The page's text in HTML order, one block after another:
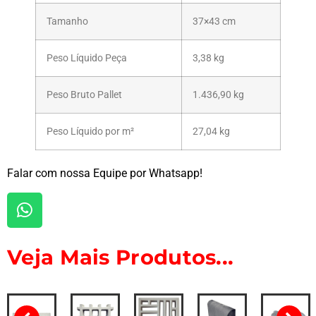
Tamanho 37×43 cm
Peso Líquido Peça 3,38 kg
Peso Bruto Pallet 1.436,90 kg
Peso Líquido por m² 27,04 kg
Falar com nossa Equipe por Whatsapp!
Veja Mais Produtos...